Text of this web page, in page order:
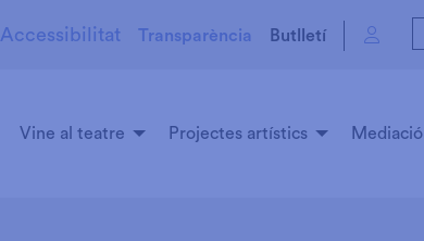
Butlletí
Transparència
Accessibilitat
Vine al teatre Projectes artístics Mediació